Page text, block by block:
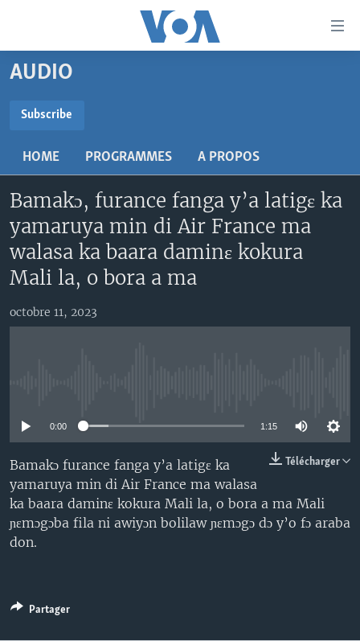
Menu
principal
navigation
principale
Retour
recherche
MALI KURA
RADIO
AN BA FO!
FARAFINA FOLI
Learning English
SUIVEZ-NOUS
AUDIO
Subscribe
HOME PROGRAMMES A PROPOS
Bamakɔ, furance fanga y’a latigɛ ka
yamaruya min di Air France ma
walasa ka baara daminɛ kokura
Mali la, o bora a ma
octobre 11, 2023
0:00 1:15
Télécharger
Bamakɔ furance fanga y’a latigɛ ka
yamaruya min di Air France ma walasa
ka baara daminɛ kokura Mali la, o bora a ma Mali
ɲɛmɔgɔba fila ni awiyɔn bolilaw ɲɛmɔgɔ dɔ y’o fɔ araba
don.
Partager